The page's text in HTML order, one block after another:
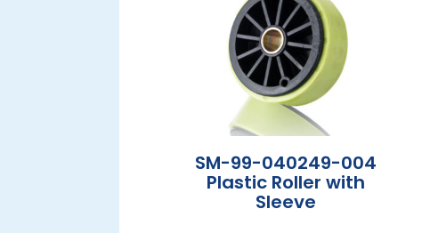
SM-99-040249-004
Plastic Roller with
Sleeve